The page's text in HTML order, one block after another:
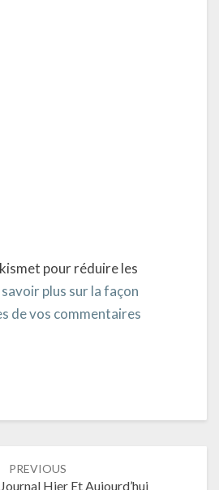
pour réduire les
savoir plus sur la façon
de vos commentaires
PREVIOUS
Hier Et Aujourd’hui